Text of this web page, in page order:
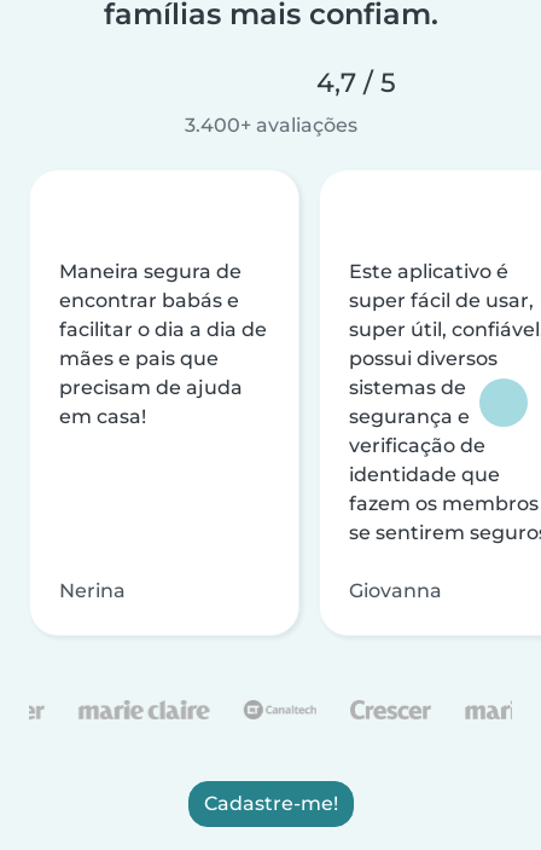
famílias mais confiam.
4,7 / 5
3.400+ avaliações
Maneira segura de
encontrar babás e
facilitar o dia a dia de
mães e pais que
precisam de ajuda
em casa!
Nerina
Este aplicativo é
super fácil de usar,
super útil,
possui diversos
sistemas de
segurança e
verificação de
identidade que
fazem os membros
se sentirem
Giovanna
Cadastre-me!